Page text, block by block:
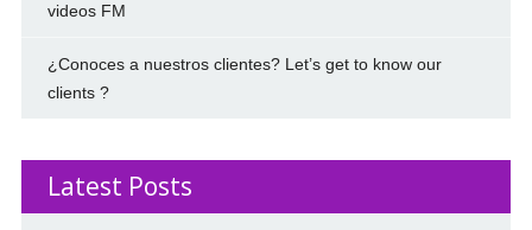
videos FM
¿Conoces a nuestros clientes? Let’s get to know our
clients ?
Latest Posts